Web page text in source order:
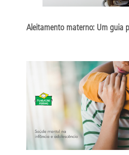
Aleitamento materno: Um guia